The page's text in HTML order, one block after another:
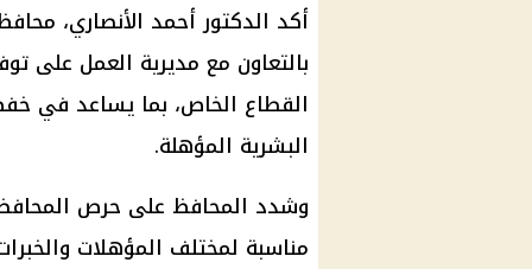
أكد الدكتور أحمد الأنصاري،
بالتعاون مع مديرية العمل
القطاع الخاص، بما يساعد في
البشرية المؤهلة.
وشدد المحافظ على حرص
مناسبة لمختلف المؤهلات